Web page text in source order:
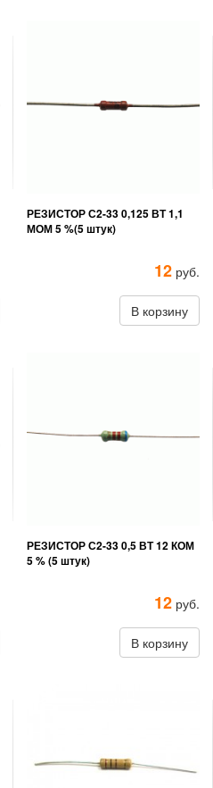
РЕЗИСТОР С2-33 0,125 ВТ 1,1
МОМ 5 %(5 штук)
12 руб.
В корзину
РЕЗИСТОР С2-33 0,5 ВТ 12 КОМ
5 % (5 штук)
12 руб.
В корзину